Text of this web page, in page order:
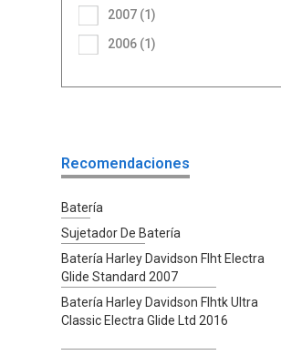
2006 (1)
2007 (1)
Recomendaciones
Batería
Sujetador De Batería
Batería Harley Davidson Flht Electra
Glide Standard 2007
Batería Harley Davidson Flhtk Ultra
Classic Electra Glide Ltd 2016